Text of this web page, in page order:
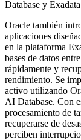
Database y
Oracle también
aplicaciones
en la plataforma
bases de datos
rápidamente y
rendimiento. Se
activo utilizando
AI Database. Con
procesamiento de
recuperarse de
perciben